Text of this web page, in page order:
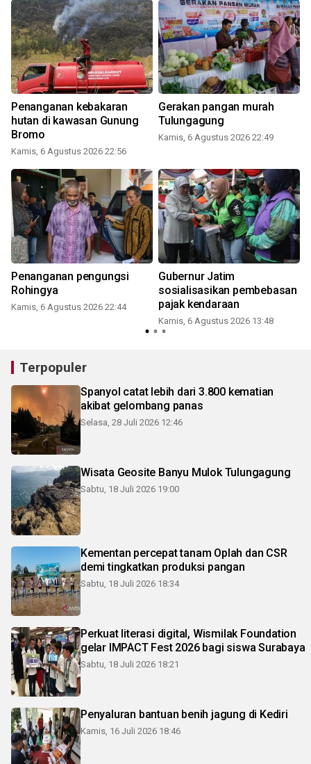
Penanganan kebakaran
hutan di kawasan Gunung
Bromo
Kamis, 6 Agustus 2026 22:56
Gerakan pangan murah
Tulungagung
Kamis, 6 Agustus 2026 22:49
Penanganan pengungsi
Rohingya
Kamis, 6 Agustus 2026 22:44
Gubernur Jatim
sosialisasikan pembebasan
pajak kendaraan
Kamis, 6 Agustus 2026 13:48
Terpopuler
Spanyol catat lebih dari 3.800 kematian
akibat gelombang panas
Selasa, 28 Juli 2026 12:46
Wisata Geosite Banyu Mulok Tulungagung
Sabtu, 18 Juli 2026 19:00
Kementan percepat tanam Oplah dan CSR
demi tingkatkan produksi pangan
Sabtu, 18 Juli 2026 18:34
Perkuat literasi digital, Wismilak Foundation
gelar IMPACT Fest 2026 bagi siswa Surabaya
Sabtu, 18 Juli 2026 18:21
Penyaluran bantuan benih jagung di Kediri
Kamis, 16 Juli 2026 18:46